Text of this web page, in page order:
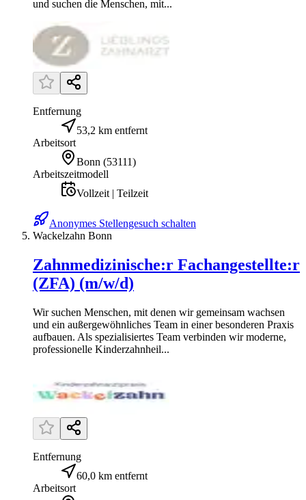
und suchen die Menschen, mit...
Entfernung
53,2 km entfernt
Arbeitsort
Bonn (53111)
Arbeitszeitmodell
Vollzeit | Teilzeit
Anonymes Stellengesuch schalten
Wackelzahn Bonn
Zahnmedizinische:r Fachangestellte:r
(ZFA) (m/w/d)
Wir suchen Menschen, mit denen wir gemeinsam wachsen
und ein außergewöhnliches Team in einer besonderen Praxis
aufbauen. Als spezialisiertes Team verbinden wir moderne,
professionelle Kinderzahnheil...
Entfernung
60,0 km entfernt
Arbeitsort